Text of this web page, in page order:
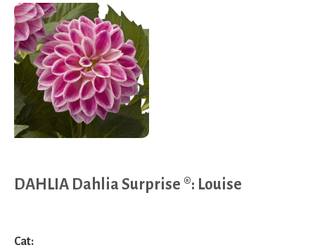
DAHLIA Dahlia Surprise ®: Louise
Cat: